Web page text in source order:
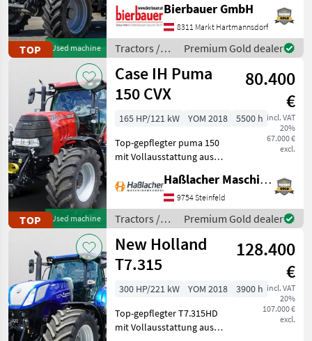
TOP Used machine
Zustand und kann nach
telefonischer Vereinbarung
gerne vor Ort besichtigt
und geprüft we
Bierbauer GmbH
8311 Markt Hartmannsdorf
Tractors /
Massey
Ferguson
Premium Gold dealer
TOP Used machine
Case IH Puma
150 CVX
80.400
€
incl. VAT
20%
67.000 €
excl.
165 HP/121 kW YOM 2018
5500 h
Top-gepflegter puma 150
mit Vollausstattung aus
Lohnunternehmer – nur
am eigenen Betrieb
gelaufen. Durchgehend
gewartet, einsatzbereit,
aufbereitet
Haßlacher Maschinenhandel
9754 Steinfeld
Tractors /
Case IH
Premium Gold dealer
New Holland
T7.315
128.400
€
incl. VAT
20%
107.000 €
excl.
300 HP/221 kW YOM 2018
3900 h
Top-gepflegter T7.315HD
mit Vollausstattung aus